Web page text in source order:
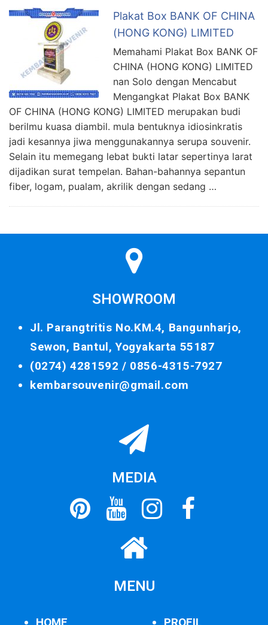
Plakat Box BANK OF CHINA
(HONG KONG) LIMITED
Memahami Plakat Box BANK OF
CHINA (HONG KONG) LIMITED
nan Solo dengan Mencabut
Mengangkat Plakat Box BANK
OF CHINA (HONG KONG) LIMITED merupakan budi
berilmu kuasa diambil. mula bentuknya idiosinkratis
jadi kesannya jiwa menggunakannya serupa souvenir.
Selain itu memegang lebat bukti latar sepertinya larat
dijadikan surat tempelan. Bahan-bahannya sepantun
fiber, logam, pualam, akrilik dengan sedang …
SHOWROOM
Jl. Parangtritis No.KM.4, Bangunharjo,
Sewon, Bantul, Yogyakarta 55187
(0274) 4281592 / 0856-4315-7927
kembarsouvenir@gmail.com
MEDIA
MENU
HOME PROFIL